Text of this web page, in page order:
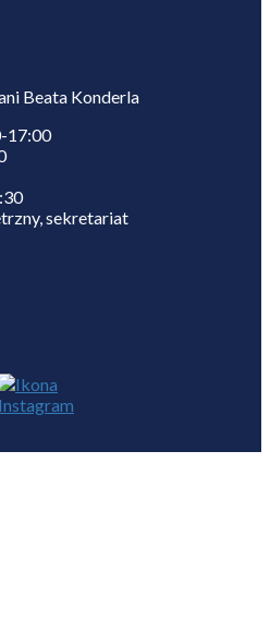
Beata Konderla
17:00
sekretariat